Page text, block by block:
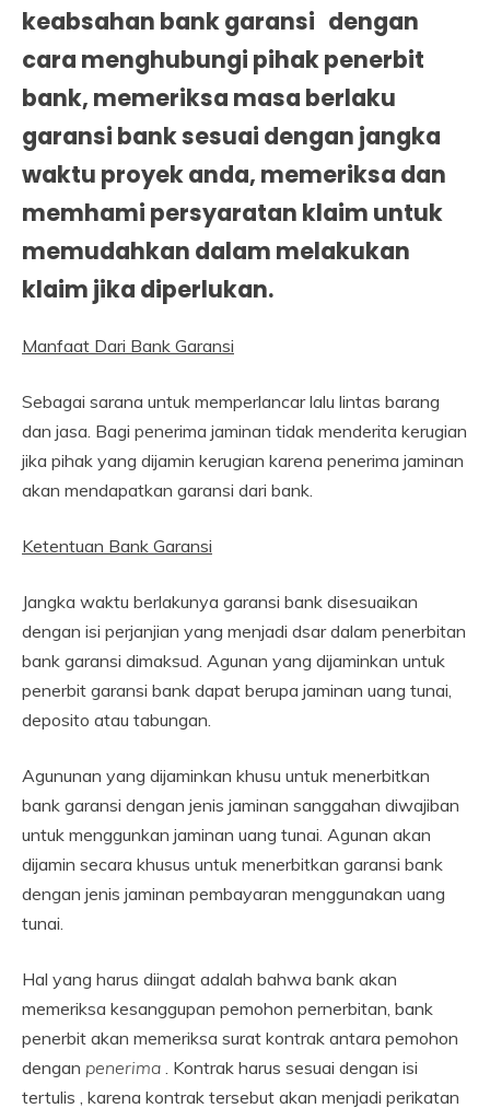
keabsahan bank garansi dengan
cara menghubungi pihak penerbit
bank, memeriksa masa berlaku
garansi bank sesuai dengan jangka
waktu proyek anda, memeriksa dan
memhami persyaratan klaim untuk
memudahkan dalam melakukan
klaim jika diperlukan.
Manfaat Dari Bank Garansi
Sebagai sarana untuk memperlancar lalu lintas barang
dan jasa. Bagi penerima jaminan tidak menderita kerugian
jika pihak yang dijamin kerugian karena penerima jaminan
akan mendapatkan garansi dari bank.
Ketentuan Bank Garansi
Jangka waktu berlakunya garansi bank disesuaikan
dengan isi perjanjian yang menjadi dsar dalam penerbitan
bank garansi dimaksud. Agunan yang dijaminkan untuk
penerbit garansi bank dapat berupa jaminan uang tunai,
deposito atau tabungan.
Agununan yang dijaminkan khusu untuk menerbitkan
bank garansi dengan jenis jaminan sanggahan diwajiban
untuk menggunkan jaminan uang tunai. Agunan akan
dijamin secara khusus untuk menerbitkan garansi bank
dengan jenis jaminan pembayaran menggunakan uang
tunai.
Hal yang harus diingat adalah bahwa bank akan
memeriksa kesanggupan pemohon pernerbitan, bank
penerbit akan memeriksa surat kontrak antara pemohon
dengan penerima Kontrak harus sesuai dengan isi
tertulis , karena kontrak tersebut akan menjadi perikatan